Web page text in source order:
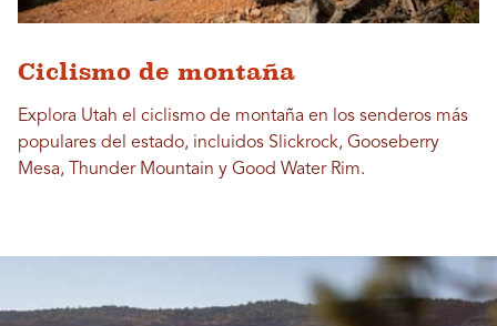
Ciclismo de montaña
Explora Utah el ciclismo de montaña en los senderos más
populares del estado, incluidos Slickrock, Gooseberry
Mesa, Thunder Mountain y Good Water Rim.